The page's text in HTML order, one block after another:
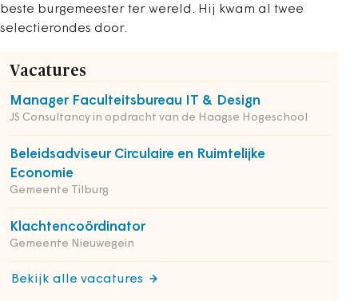
beste burgemeester ter wereld. Hij kwam al twee
selectierondes door.
Vacatures
Manager Faculteitsbureau IT & Design
JS Consultancy in opdracht van de Haagse Hogeschool
Beleidsadviseur Circulaire en Ruimtelijke
Economie
Gemeente Tilburg
Klachtencoördinator
Gemeente Nieuwegein
Bekijk alle vacatures